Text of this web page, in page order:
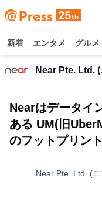
新着 エンタメ グルメ
Near Pte. Ltd.
Nearはデータイ
ある UM(旧
のフットプリン
Near Pte. Ltd. (